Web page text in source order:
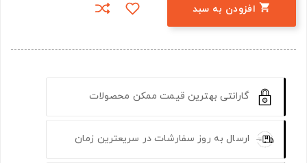
 افزودن به سبد
گارانتی بهترین قیمت ممکن محصولات
ارسال به روز سفارشات در سریعترین زمان